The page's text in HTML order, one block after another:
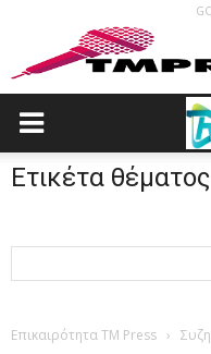
Ετικέτα θέματος
Επικαιρότητα TM Press ›